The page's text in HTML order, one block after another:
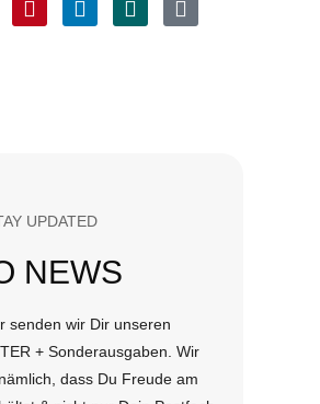
UPDATED
NEWS
senden wir Dir unseren
+ Sonderausgaben. Wir
dass Du Freude am